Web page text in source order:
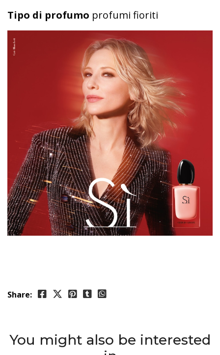
Tipo di profumo profumi fioriti
Share:
You might also be interested